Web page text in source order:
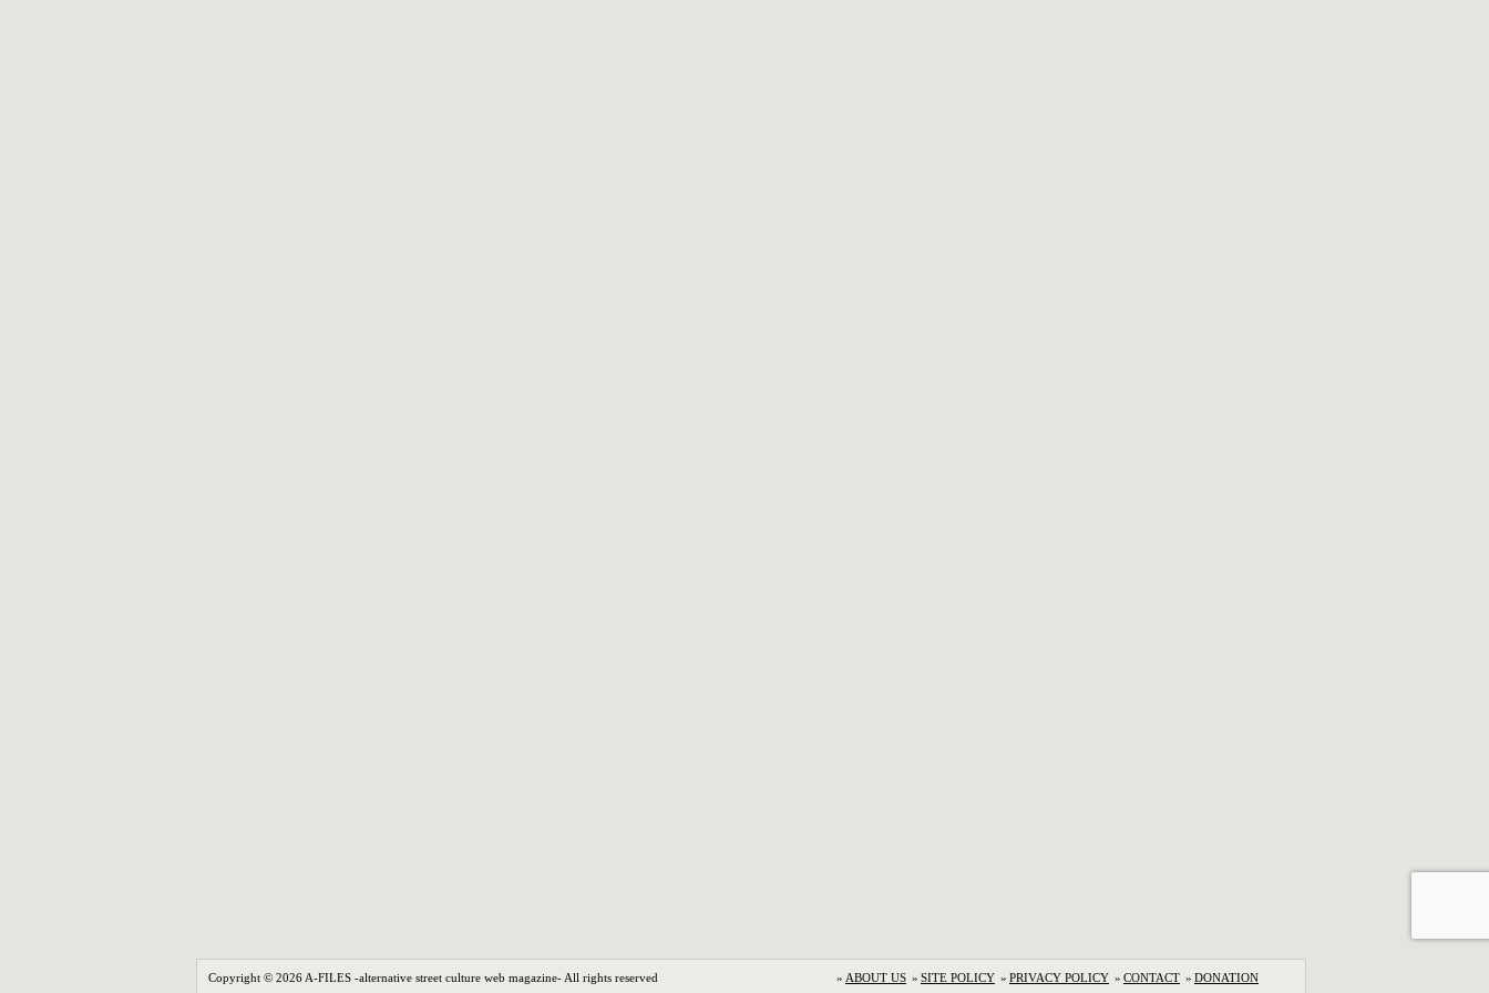
» ABOUT US » SITE POLICY » PRIVACY POLICY » CONTACT » DONATION
Copyright © 2026 A-FILES -alternative street culture web magazine- All rights reserved